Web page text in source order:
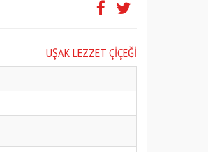
UŞAK LEZZET ÇIÇEĞI